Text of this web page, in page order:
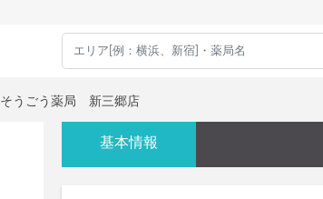
そうごう薬局 新三郷店
基本情報